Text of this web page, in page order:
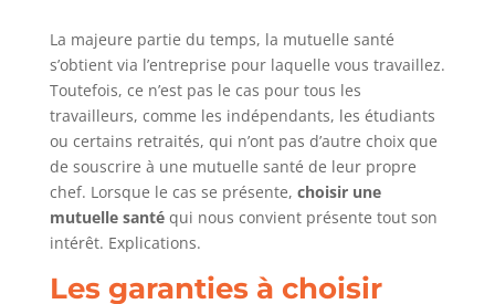
La majeure partie du temps, la mutuelle santé
s’obtient via l’entreprise pour laquelle vous travaillez.
Toutefois, ce n’est pas le cas pour tous les
travailleurs, comme les indépendants, les étudiants
ou certains retraités, qui n’ont pas d’autre choix que
de souscrire à une mutuelle santé de leur propre
chef. Lorsque le cas se présente, choisir une
mutuelle santéqui nous convient présente tout son
intérêt. Explications.
Les garanties à choisir